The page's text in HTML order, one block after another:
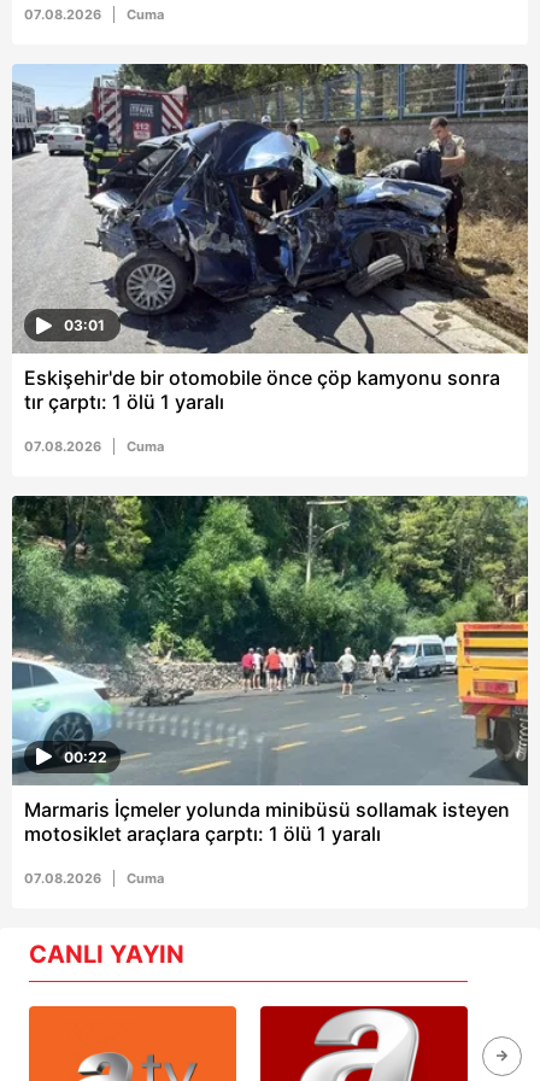
07.08.2026 Cuma
03:01
Eskişehir'de bir otomobile önce çöp kamyonu sonra
tır çarptı: 1 ölü 1 yaralı
07.08.2026 Cuma
00:22
Marmaris İçmeler yolunda minibüsü sollamak isteyen
motosiklet araçlara çarptı: 1 ölü 1 yaralı
07.08.2026 Cuma
CANLI YAYIN